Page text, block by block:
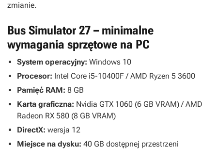
zmianie.
Bus Simulator 27 – minimalne
wymagania sprzętowe na PC
System operacyjny: Windows 10
Procesor: Intel Core i5-10400F / AMD Ryzen 5 3600
Pamięć RAM: 8 GB
Karta graficzna: Nvidia GTX 1060 (6 GB VRAM) / AMD
Radeon RX 580 (8 GB VRAM)
DirectX: wersja 12
Miejsce na dysku: 40 GB dostępnej przestrzeni